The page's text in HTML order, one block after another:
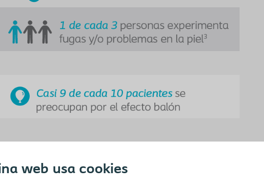
web usa cookies
balón en el siguiente PDF interactivo.